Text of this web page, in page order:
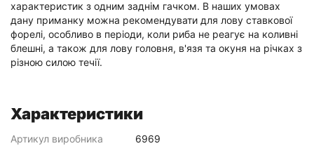
характеристик з одним заднім гачком. В наших умовах
дану приманку можна рекомендувати для лову ставкової
форелі, особливо в періоди, коли риба не реагує на коливні
блешні, а також для лову головня, в'язя та окуня на річках з
різною силою течії.
Характеристики
Артикул виробника
6969